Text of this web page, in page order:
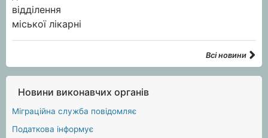
Всі новини
Новини виконавчих органів
Міграційна служба повідомляє
Податкова інформує